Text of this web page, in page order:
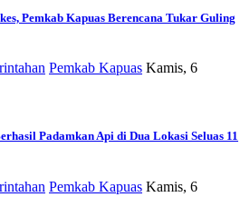
Pemkab Kapuas Berencana Tukar Guling
Pemkab Kapuas Kamis, 6
Padamkan Api di Dua Lokasi Seluas 11
Pemkab Kapuas Kamis, 6